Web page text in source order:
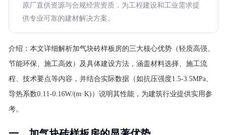
原厂直供资源与合规经营资质，为工程建设和工业需求提
供专业可靠的建材解决方案。
介绍： 本文详细解析加气块砖样板房的三大核心优势（轻质高强、
节能环保、施工高效）及具体建设方法，涵盖材料选择、施工流
程、技术要点等内容，并结合实际数据（如抗压强度1.5-3.5MPa、
导热系数0.11-0.16W/(m·K)）说明其性能，为建筑行业提供实用参
考。